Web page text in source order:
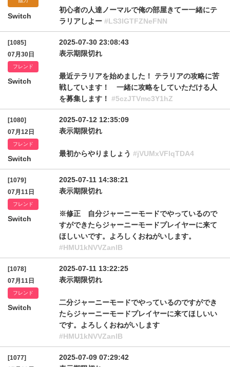
Switch
初心者の人達ノーマルで俺の部屋きてー一緒にテ
ラリアしよー #LS3lGTFZNeFNN
[1085]
07月30日
フレンド
Switch
2025-07-30 23:08:43
表示期限切れ
最近テラリアを始めました！ テラリアの攻略に苦
戦しています！ 一緒に攻略をしていただける人
を募集します！ #5czJTVmc3Y1hZ
[1080]
07月12日
フレンド
Switch
2025-07-12 12:35:09
表示期限切れ
最初からやりましょう #jVUMxVFlqTDA4
[1079]
07月11日
フレンド
Switch
2025-07-11 14:38:21
表示期限切れ
※修正 自分ジャーニーモードでやっているので
すができたらジャーニーモードプレイヤーに来て
ほしいいです。よろしくおねがいします。
#HMU1kNVVZanlB
[1078]
07月11日
フレンド
Switch
2025-07-11 13:22:25
表示期限切れ
二分ジャーニーモードでやっているのですができ
たらジャーニーモードプレイヤーに来てほしいい
です。よろしくおねがいします
#HMU1kNVVZanlB
[1077]
2025-07-09 07:29:42